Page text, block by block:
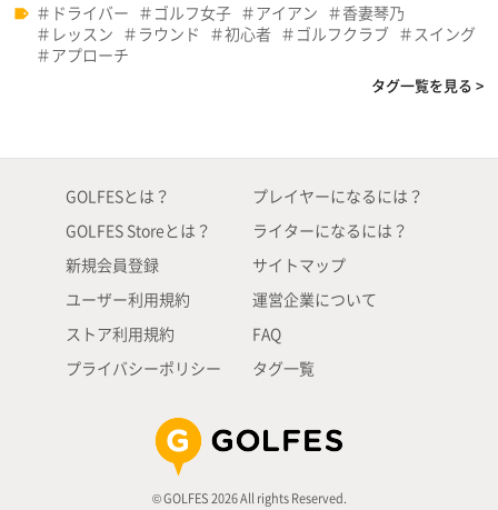
ドライバー ゴルフ女子 アイアン
香妻琴乃
レッスン
ラウンド 初心者 ゴルフクラブ
スイング
アプローチ
タグ一覧を見る >
GOLFESとは？
GOLFES Storeとは？
新規会員登録
ユーザー利用規約
ストア利用規約
プライバシーポリシー
プレイヤーになるには？
ライターになるには？
サイトマップ
運営企業について
FAQ
タグ一覧
© GOLFES 2026 All rights Reserved.